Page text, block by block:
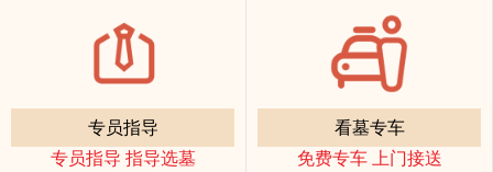
专员指导
专员指导 指导选墓
看墓专车
免费专车 上门接送